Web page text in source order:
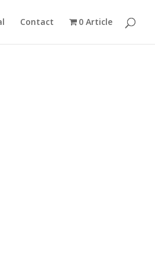
Contact 0 Article